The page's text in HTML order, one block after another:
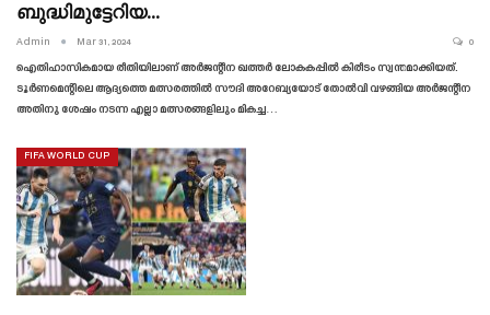
ബുദ്ധിമുട്ടേറിയ…
Admin Mar 31, 2024 0
ഐതിഹാസികമായ രീതിയിലാണ് അർജന്റീന ഖത്തർ ലോകകപ്പിൽ കിരീടം സ്വന്തമാക്കിയത്.
ടൂർണമെന്റിലെ ആദ്യത്തെ മത്സരത്തിൽ സൗദി അറേബ്യയോട് തോൽവി വഴങ്ങിയ അർജന്റീന
അതിനു ശേഷം നടന്ന എല്ലാ മത്സരങ്ങളിലും മികച്ച…
FIFA WORLD CUP